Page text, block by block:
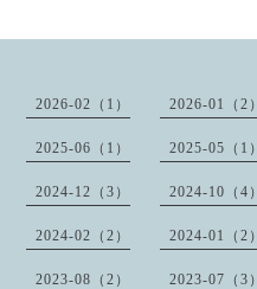
2026-02（1） 2026-01（2）
2025-06（1） 2025-05（1）
2024-12（3） 2024-10（4）
2024-02（2） 2024-01（2）
2023-08（2） 2023-07（3）